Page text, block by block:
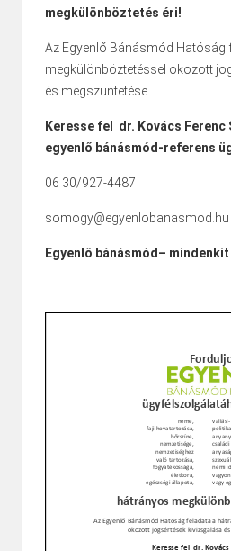
megkülönböztetés éri!
Az Egyenlő Bánásmód Hatóság
megkülönböztetéssel okozott
és megszüntetése.
Keresse fel dr. Kovács Ferenc
egyenlő bánásmód-referens
06 30/927-4487
somogy@egyenlobanasmod.hu
Egyenlő bánásmód–